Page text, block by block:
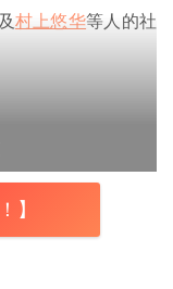
村上悠华等人的社
】